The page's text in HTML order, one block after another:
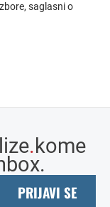
saglasni o
.kome
PRIJAVI SE